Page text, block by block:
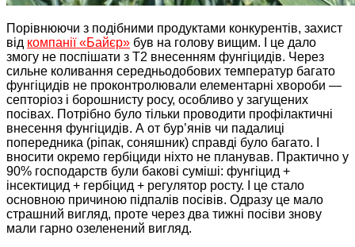
Порівнюючи з подібними продуктами конкурентів, захист
від компанії «Байєр» був на голову вищим. І це дало
змогу не поспішати з Т2 внесенням фунгіцидів. Через
сильне коливання середньодобових температур багато
фунгіцидів не проконтролювали елементарні хвороби —
септоріоз і борошнисту росу, особливо у загущених
посівах. Потрібно було тільки проводити профілактичні
внесення фунгіцидів. А от бур’янів чи падалиці
попередника (ріпак, соняшник) справді було багато. І
вносити окремо гербіциди ніхто не планував. Практично у
90% господарств були бакові суміші: фунгіцид +
інсектицид + гербіцид + регулятор росту. І це стало
основною причиною підпалів посівів. Одразу це мало
страшний вигляд, проте через два тижні посіви знову
мали гарно озеленений вигляд.